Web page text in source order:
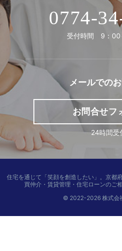
0774-
受付時間 9：00
メールでの
お問合せフ
24時間受
© 2022-2026 株式会
住宅を通じて「笑顔を創造したい」。 京都
買仲介・賃貸管理・住宅ローンのご